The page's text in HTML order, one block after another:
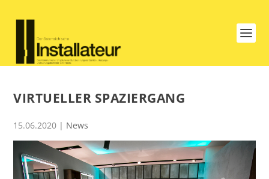
VIRTUELLER SPAZIERGANG
15.06.2020 | News